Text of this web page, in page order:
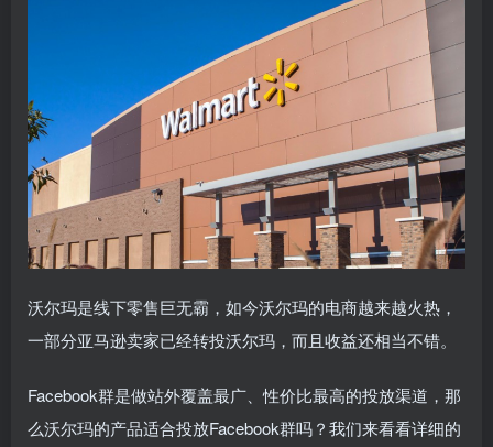
沃尔玛是线下零售巨无霸，如今沃尔玛的电商越来越火热，
一部分亚马逊卖家已经转投沃尔玛，而且收益还相当不错。
Facebook群是做站外覆盖最广、性价比最高的投放渠道，那
么沃尔玛的产品适合投放Facebook群吗？我们来看看详细的